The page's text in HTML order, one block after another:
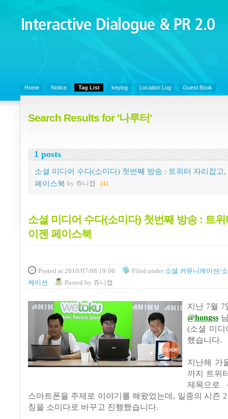
Interactive Dialogue &
PR 2.0
Home Notice Tag List keylog Location Log Guest Book
Search Results for '나루터'
1 posts
소셜 미디어 수다(소미다) 첫번째 방송 : 트위터 자리잡고,
페이스북 by 쥬니캡 (4)
소셜 미디어 수다(소미다) 첫번째 방송 : 트
이젠 페이스북
Posted at 2010/07/08 19:06 Filed under 소셜 커뮤니케이션/
케이션
Posted by 쥬니캡
지난 7월 7
@hongss
(소셜 미디
했습니다.
지난해 가
까지 트위
제목으로
스마트폰을 주제로 이야기를 해왔었는데 , 일종의 시즌
칭을 소미다로 바꾸고 진행했습니다.